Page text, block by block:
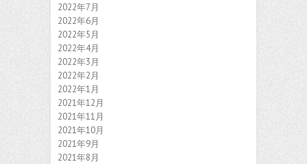
2022年7月
2022年6月
2022年5月
2022年4月
2022年3月
2022年2月
2022年1月
2021年12月
2021年11月
2021年10月
2021年9月
2021年8月